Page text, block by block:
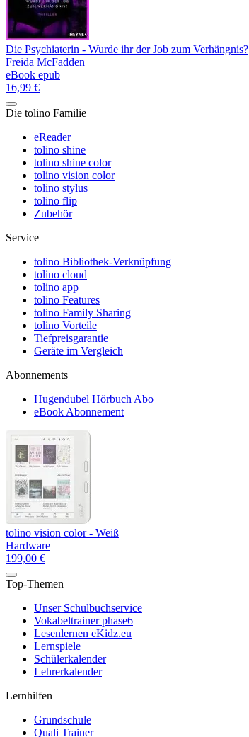
Die Psychiaterin - Wurde ihr der Job zum Verhängnis?
Freida McFadden
eBook epub
16,99 €
Die tolino Familie
eReader
tolino shine
tolino shine color
tolino vision color
tolino stylus
tolino flip
Zubehör
Service
tolino Bibliothek-Verknüpfung
tolino cloud
tolino app
tolino Features
tolino Family Sharing
tolino Vorteile
Tiefpreisgarantie
Geräte im Vergleich
Abonnements
Hugendubel Hörbuch Abo
eBook Abonnement
tolino vision color - Weiß
Hardware
199,00 €
Top-Themen
Unser Schulbuchservice
Vokabeltrainer phase6
Lesenlernen eKidz.eu
Lernspiele
Schülerkalender
Lehrerkalender
Lernhilfen
Grundschule
Quali Trainer